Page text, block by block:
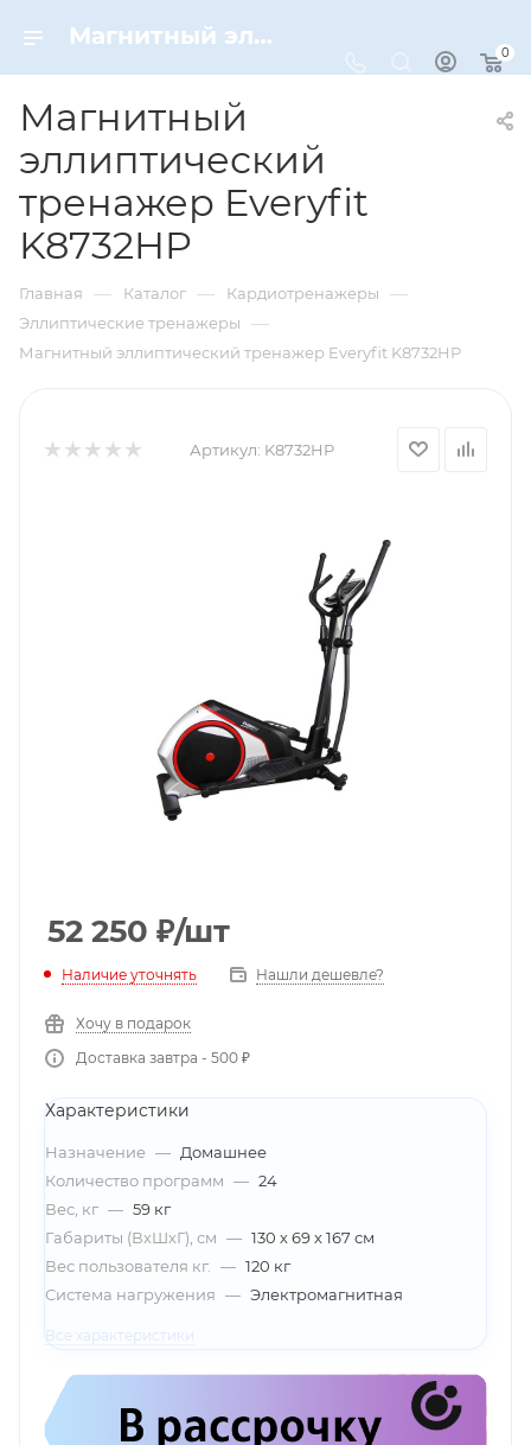
Магнитный эллиптический тренажер Everyfit K8732HP – купить по цене 52250 руб. в интернет-магазине Dynamic-Sport
0
Магнитный
эллиптический
тренажер Everyfit
K8732HP
Главная — Каталог — Кардиотренажеры —
Эллиптические тренажеры —
Магнитный эллиптический тренажер Everyfit K8732HP
Артикул: K8732HP
52 250 ₽/шт
Наличие уточнять Нашли дешевле?
Хочу в подарок
Доставка завтра - 500 ₽
Характеристики
Назначение — Домашнее
Количество программ — 24
Вес, кг — 59 кг
Габариты (ВхШхГ), см — 130 х 69 х 167 см
Вес пользователя кг.
— 120 кг
Система нагружения — Электромагнитная
Все характеристики